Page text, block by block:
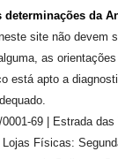
determinações da
site não devem
as
está apto a
69 | Estrada
Físicas: